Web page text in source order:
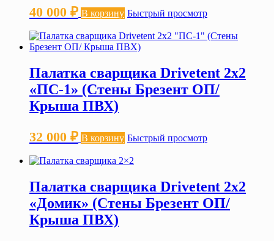
40 000 ₽ В корзину Быстрый просмотр
Палатка сварщика Drivetent 2х2
«ПС-1» (Стены Брезент ОП/
Крыша ПВХ)
32 000 ₽ В корзину Быстрый просмотр
Палатка сварщика Drivetent 2х2
«Домик» (Стены Брезент ОП/
Крыша ПВХ)